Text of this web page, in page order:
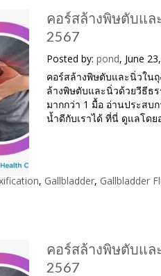
คอร์สล้างพิษตับแล
2567
Posted by: pond, June
คอร์สล้างพิษตับและนิ่วใน
ล้างพิษตับและนิ่วด้วยวีธีธ
มากกว่า 1 มื้อ อ่านประสบ
น้ำดีกับเราได้ ที่นี่ ดูแลโดย
, Gallbladder, Gallbladder
คอร์สล้างพิษตับแล
2567